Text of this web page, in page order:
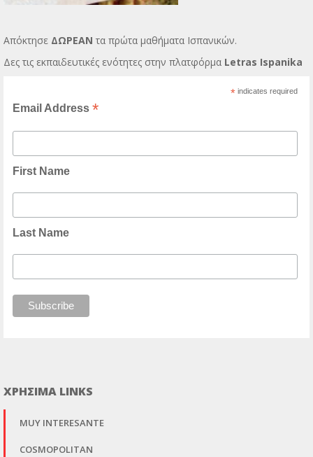
Απόκτησε ΔΩΡΕΑΝ τα πρώτα μαθήματα Ισπανικών.
Δες τις εκπαιδευτικές ενότητες στην πλατφόρμα Letras Ispanika
* indicates required
Email Address*
First Name
Last Name
ΧΡΗΣΙΜΑ LINKS
MUY INTERESANTE
COSMOPOLITAN